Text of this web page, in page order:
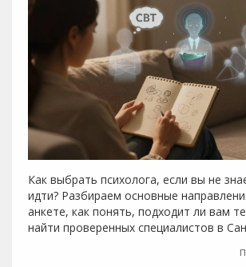
Как выбрать психолога, если вы не
идти? Разбираем основные
анкете, как понять, подходит ли вам
найти проверенных специалистов в